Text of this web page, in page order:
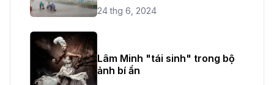
24 thg 6, 2024
Lâm Minh "tái sinh" trong bộ
ảnh bí ẩn